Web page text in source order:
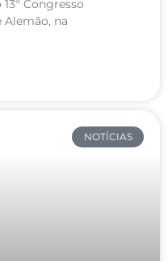
Congresso
Alemão, na
NOTÍCIAS